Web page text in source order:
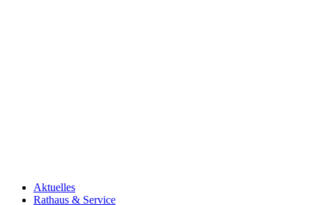
Aktuelles
Rathaus & Service